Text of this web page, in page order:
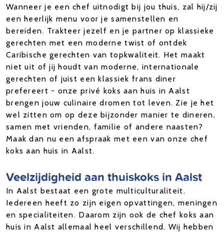
Wanneer je een chef uitnodigt bij jou thuis, zal hij/zij
een heerlijk menu voor je samenstellen en
bereiden. Trakteer jezelf en je partner op klassieke
gerechten met een moderne twist of ontdek
Caribische gerechten van topkwaliteit. Het maakt
niet uit of jij houdt van moderne, internationale
gerechten of juist een klassiek frans diner
prefereert - onze privé koks aan huis in Aalst
brengen jouw culinaire dromen tot leven. Zie je het
wel zitten om op deze bijzonder manier te dineren,
samen met vrienden, familie of andere naasten?
Maak dan nu een afspraak met een van onze chef
koks aan huis in Aalst.
Veelzijdigheid aan thuiskoks in Aalst
In Aalst bestaat een grote multiculturaliteit.
Iedereen heeft zo zijn eigen opvattingen, meningen
en specialiteiten. Daarom zijn ook de chef koks aan
huis in Aalst allemaal heel verschillend. Wij hebben